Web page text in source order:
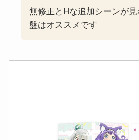
無修正とHな追加シーンが見
盤はオススメです